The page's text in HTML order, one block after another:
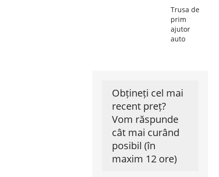
Trusa de
prim
ajutor
auto
Obțineți cel mai
recent preț?
Vom răspunde
cât mai curând
posibil (în
maxim 12 ore)